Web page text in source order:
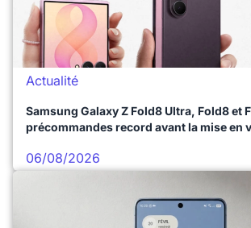
Actualité
Samsung Galaxy Z Fold8 Ultra, Fold8 et
précommandes record avant la mise en
06/08/2026